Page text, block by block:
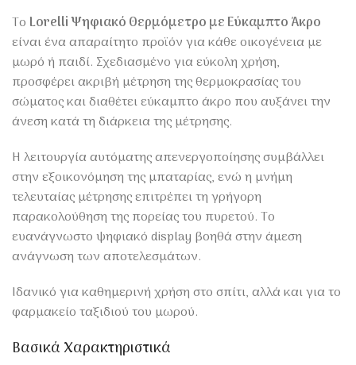
Το Lorelli Ψηφιακό Θερμόμετρο με Εύκαμπτο Άκρο
είναι ένα απαραίτητο προϊόν για κάθε οικογένεια με
μωρό ή παιδί. Σχεδιασμένο για εύκολη χρήση,
προσφέρει ακριβή μέτρηση της θερμοκρασίας του
σώματος και διαθέτει εύκαμπτο άκρο που αυξάνει την
άνεση κατά τη διάρκεια της μέτρησης.
Η λειτουργία αυτόματης απενεργοποίησης συμβάλλει
στην εξοικονόμηση της μπαταρίας, ενώ η μνήμη
τελευταίας μέτρησης επιτρέπει τη γρήγορη
παρακολούθηση της πορείας του πυρετού. Το
ευανάγνωστο ψηφιακό display βοηθά στην άμεση
ανάγνωση των αποτελεσμάτων.
Ιδανικό για καθημερινή χρήση στο σπίτι, αλλά και για το
φαρμακείο ταξιδιού του μωρού.
Βασικά Χαρακτηριστικά